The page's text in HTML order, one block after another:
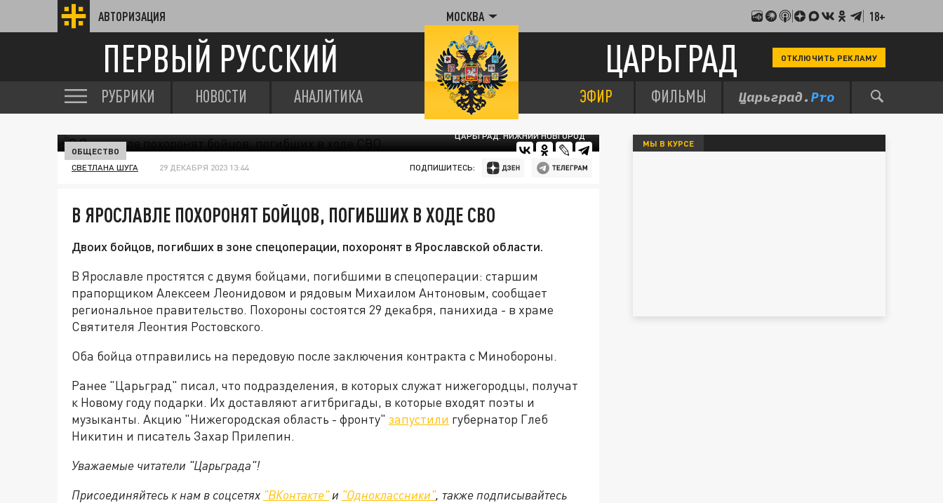
АВТОРИЗАЦИЯ МОСКВА 18+
ПЕРВЫЙ РУССКИЙ ЦАРЬГРАД ОТКЛЮЧИТЬ РЕКЛАМУ
РУБРИКИ НОВОСТИ АНАЛИТИКА ЭФИР ФИЛЬМЫ
ЦАРЬГРАД. НИЖНИЙ НОВГОРОД
ОБЩЕСТВО
СВЕТЛАНА ШУГА 29 ДЕКАБРЯ 2023 13:44 ПОДПИШИТЕСЬ:
В ЯРОСЛАВЛЕ ПОХОРОНЯТ БОЙЦОВ, ПОГИБШИХ В ХОДЕ СВО
Двоих бойцов, погибших в зоне спецоперации, похоронят в Ярославской области.
В Ярославле простятся с двумя бойцами, погибшими в спецоперации: старшим
прапорщиком Алексеем Леонидовом и рядовым Михаилом Антоновым, сообщает
региональное правительство. Похороны состоятся 29 декабря, панихида - в храме
Святителя Леонтия Ростовского.
Оба бойца отправились на передовую после заключения контракта с Минобороны.
Ранее "Царьград" писал, что подразделения, в которых служат нижегородцы, получат
к Новому году подарки. Их доставляют агитбригады, в которые входят поэты и
музыканты. Акцию "Нижегородская область - фронту" запустили губернатор Глеб
Никитин и писатель Захар Прилепин.
Уважаемые читатели "Царьграда"!
Присоединяйтесь к нам в соцсетях "ВКонтакте"и "Одноклассники", также подписывайтесь
МЫ В КУРСЕ